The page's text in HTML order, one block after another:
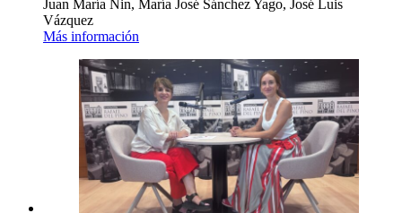
Juan María Nin, María José Sánchez Yago, José Luis
Vázquez
Más información